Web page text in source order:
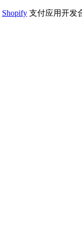
Shopify 支付应用开发